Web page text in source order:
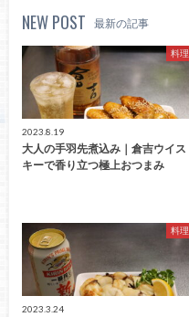
NEW POST 最新の記事
料理
2023.8.19
大人の手羽先煮込み｜倉吉ウイス
キーで香り立つ極上おつまみ
料理
2023.3.24